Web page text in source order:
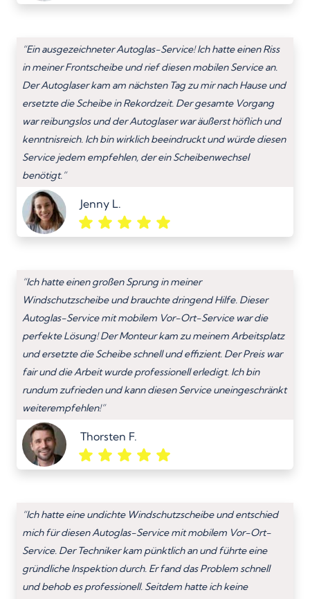
“Ein ausgezeichneter Autoglas-Service! Ich hatte einen Riss
in meiner Frontscheibe und rief diesen mobilen Service an.
Der Autoglaser kam am nächsten Tag zu mir nach Hause und
ersetzte die Scheibe in Rekordzeit. Der gesamte Vorgang
war reibungslos und der Autoglaser war äußerst höflich und
kenntnisreich. Ich bin wirklich beeindruckt und würde diesen
Service jedem empfehlen, der ein Scheibenwechsel
benötigt.”
Jenny L.
“Ich hatte einen großen Sprung in meiner
Windschutzscheibe und brauchte dringend Hilfe. Dieser
Autoglas-Service mit mobilem Vor-Ort-Service war die
perfekte Lösung! Der Monteur kam zu meinem Arbeitsplatz
und ersetzte die Scheibe schnell und effizient. Der Preis war
fair und die Arbeit wurde professionell erledigt. Ich bin
rundum zufrieden und kann diesen Service uneingeschränkt
weiterempfehlen!”
Thorsten F.
“Ich hatte eine undichte Windschutzscheibe und entschied
mich für diesen Autoglas-Service mit mobilem Vor-Ort-
Service. Der Techniker kam pünktlich an und führte eine
gründliche Inspektion durch. Er fand das Problem schnell
und behob es professionell. Seitdem hatte ich keine